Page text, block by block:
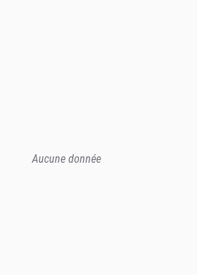
Aucune donnée